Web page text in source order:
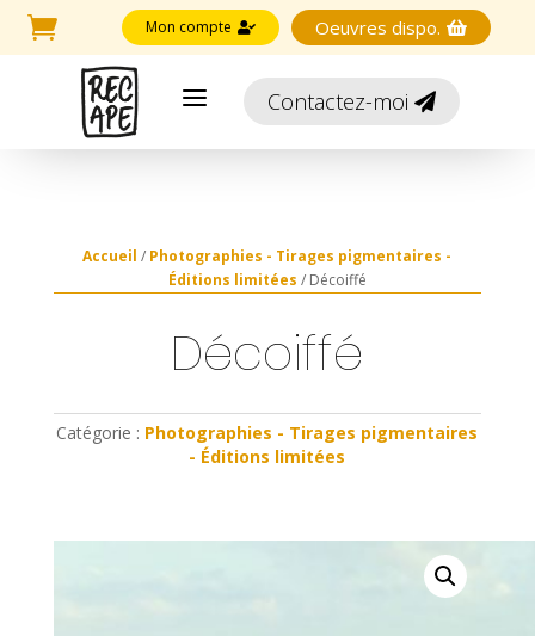
 Mon compte  Oeuvres dispo. 
a Contactez-moi 
Accueil / Photographies - Tirages pigmentaires -
Éditions limitées / Décoiffé
Décoiffé
Catégorie : Photographies - Tirages pigmentaires
- Éditions limitées